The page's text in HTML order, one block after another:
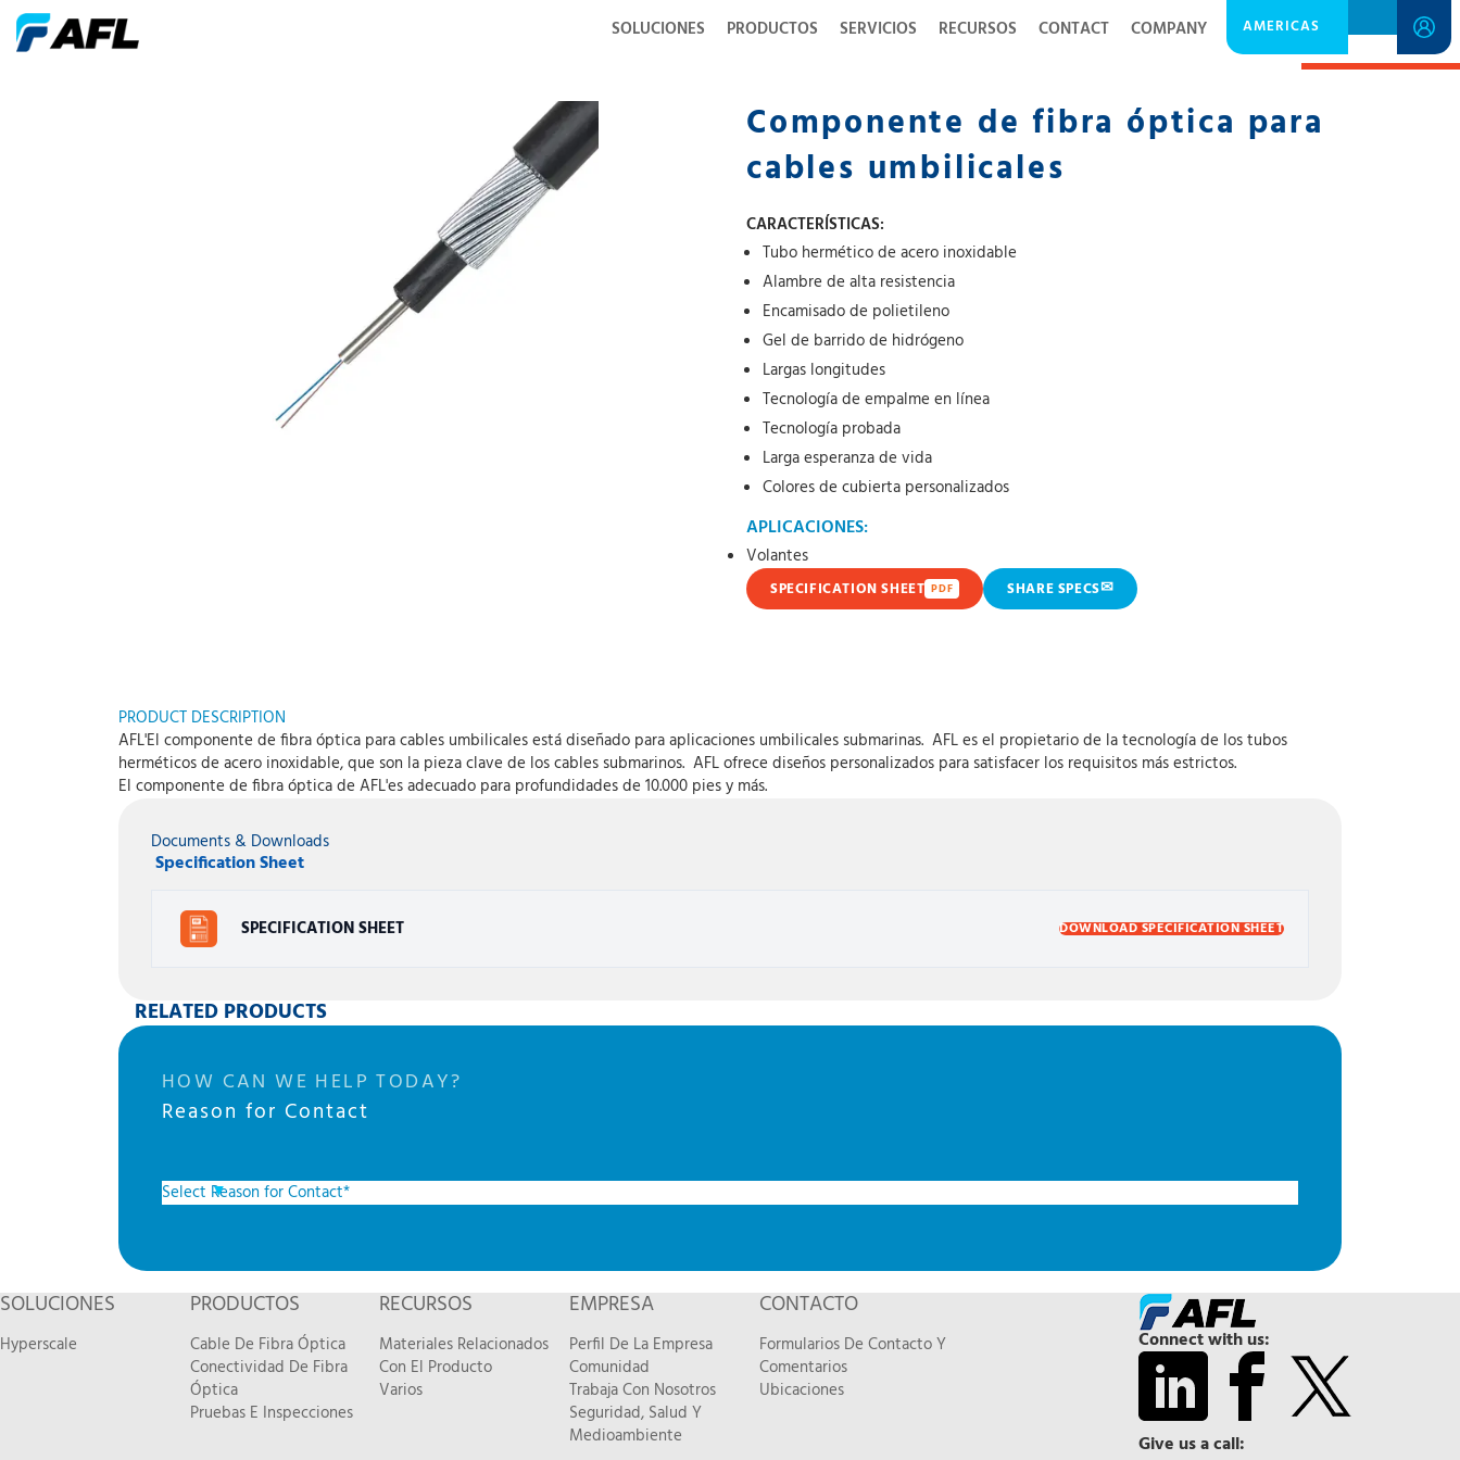
SOLUCIONES PRODUCTOS SERVICIOS RECURSOS CONTACT COMPANY AMERICAS
SPECIFICATION SHEET
Componente de fibra óptica para
cables umbilicales
CARACTERÍSTICAS:
Tubo hermético de acero inoxidable
Alambre de alta resistencia
Encamisado de polietileno
Gel de barrido de hidrógeno
Largas longitudes
Tecnología de empalme en línea
Tecnología probada
Larga esperanza de vida
Colores de cubierta personalizados
APLICACIONES:
Volantes
SPECIFICATION SHEET PDF SHARE SPECS✉
PRODUCT DESCRIPTION
AFL'El componente de fibra óptica para cables umbilicales está diseñado para aplicaciones umbilicales submarinas. AFL es el propietario de la tecnología de los tubos
herméticos de acero inoxidable, que son la pieza clave de los cables submarinos. AFL ofrece diseños personalizados para satisfacer los requisitos más estrictos.
El componente de fibra óptica de AFL'es adecuado para profundidades de 10.000 pies y más.
Documents & Downloads
Specification Sheet
SPECIFICATION SHEET DOWNLOAD SPECIFICATION SHEET
RELATED PRODUCTS
HOW CAN WE HELP TODAY?
Reason for Contact
SOLUCIONES
Hyperscale
PRODUCTOS
Cable De Fibra Óptica
Conectividad De Fibra
Óptica
Pruebas E Inspecciones
RECURSOS
Materiales Relacionados
Con El Producto
Varios
EMPRESA
Perfil De La Empresa
Comunidad
Trabaja Con Nosotros
Seguridad, Salud Y
Medioambiente
CONTACTO
Formularios De Contacto Y
Comentarios
Ubicaciones
Connect with us:
Give us a call: